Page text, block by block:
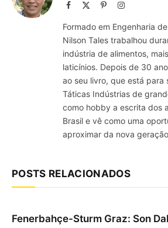
Facebook PinterestInstagram
Formado em Engenharia
Nilson Tales trabalhou
indústria de alimentos,
laticínios. Depois de 30
ao seu livro, que está para
Táticas Indústrias de
como hobby a escrita dos
Brasil e vê como uma
aproximar da nova
POSTS RELACIONADOS
Fenerbahçe-Sturm Graz: Son